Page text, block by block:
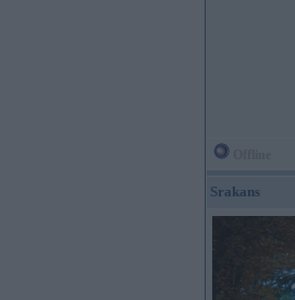
Srakans